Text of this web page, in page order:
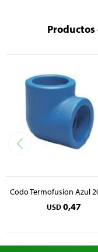
Codo Termofusion Azul
USD0,47